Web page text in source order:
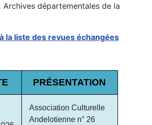
Archives départementales de la
la liste des revues échangées
PRÉSENTATION
Association Culturelle
Andelotienne n° 26